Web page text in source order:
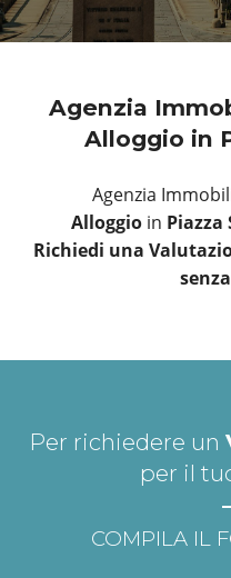
Agenzia
Alloggio in
Agenzia
Alloggio in Piazza
Richiedi una
Per richiedere un
per il
COMPILA IL